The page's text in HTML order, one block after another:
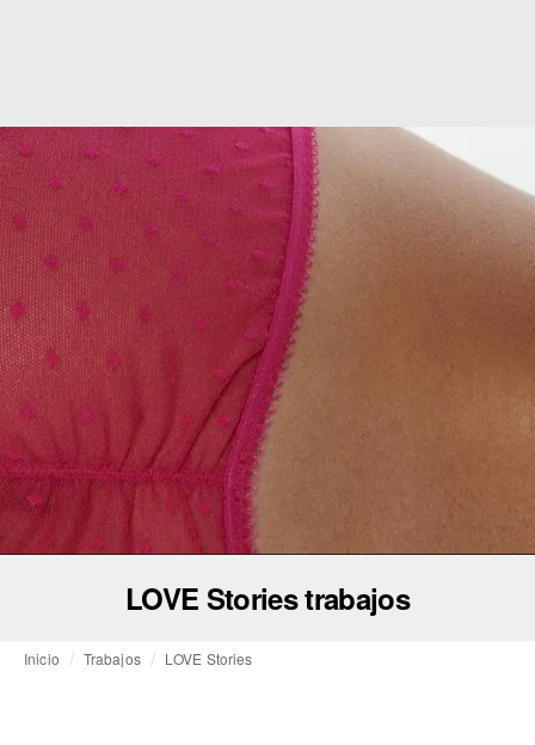
LOVE Stories trabajos
Inicio Trabajos LOVE Stories